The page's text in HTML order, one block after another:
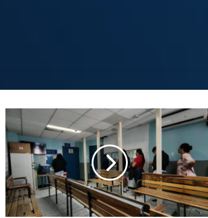
León
XIII
habilita
ventanilla
interna
para
entrega
de